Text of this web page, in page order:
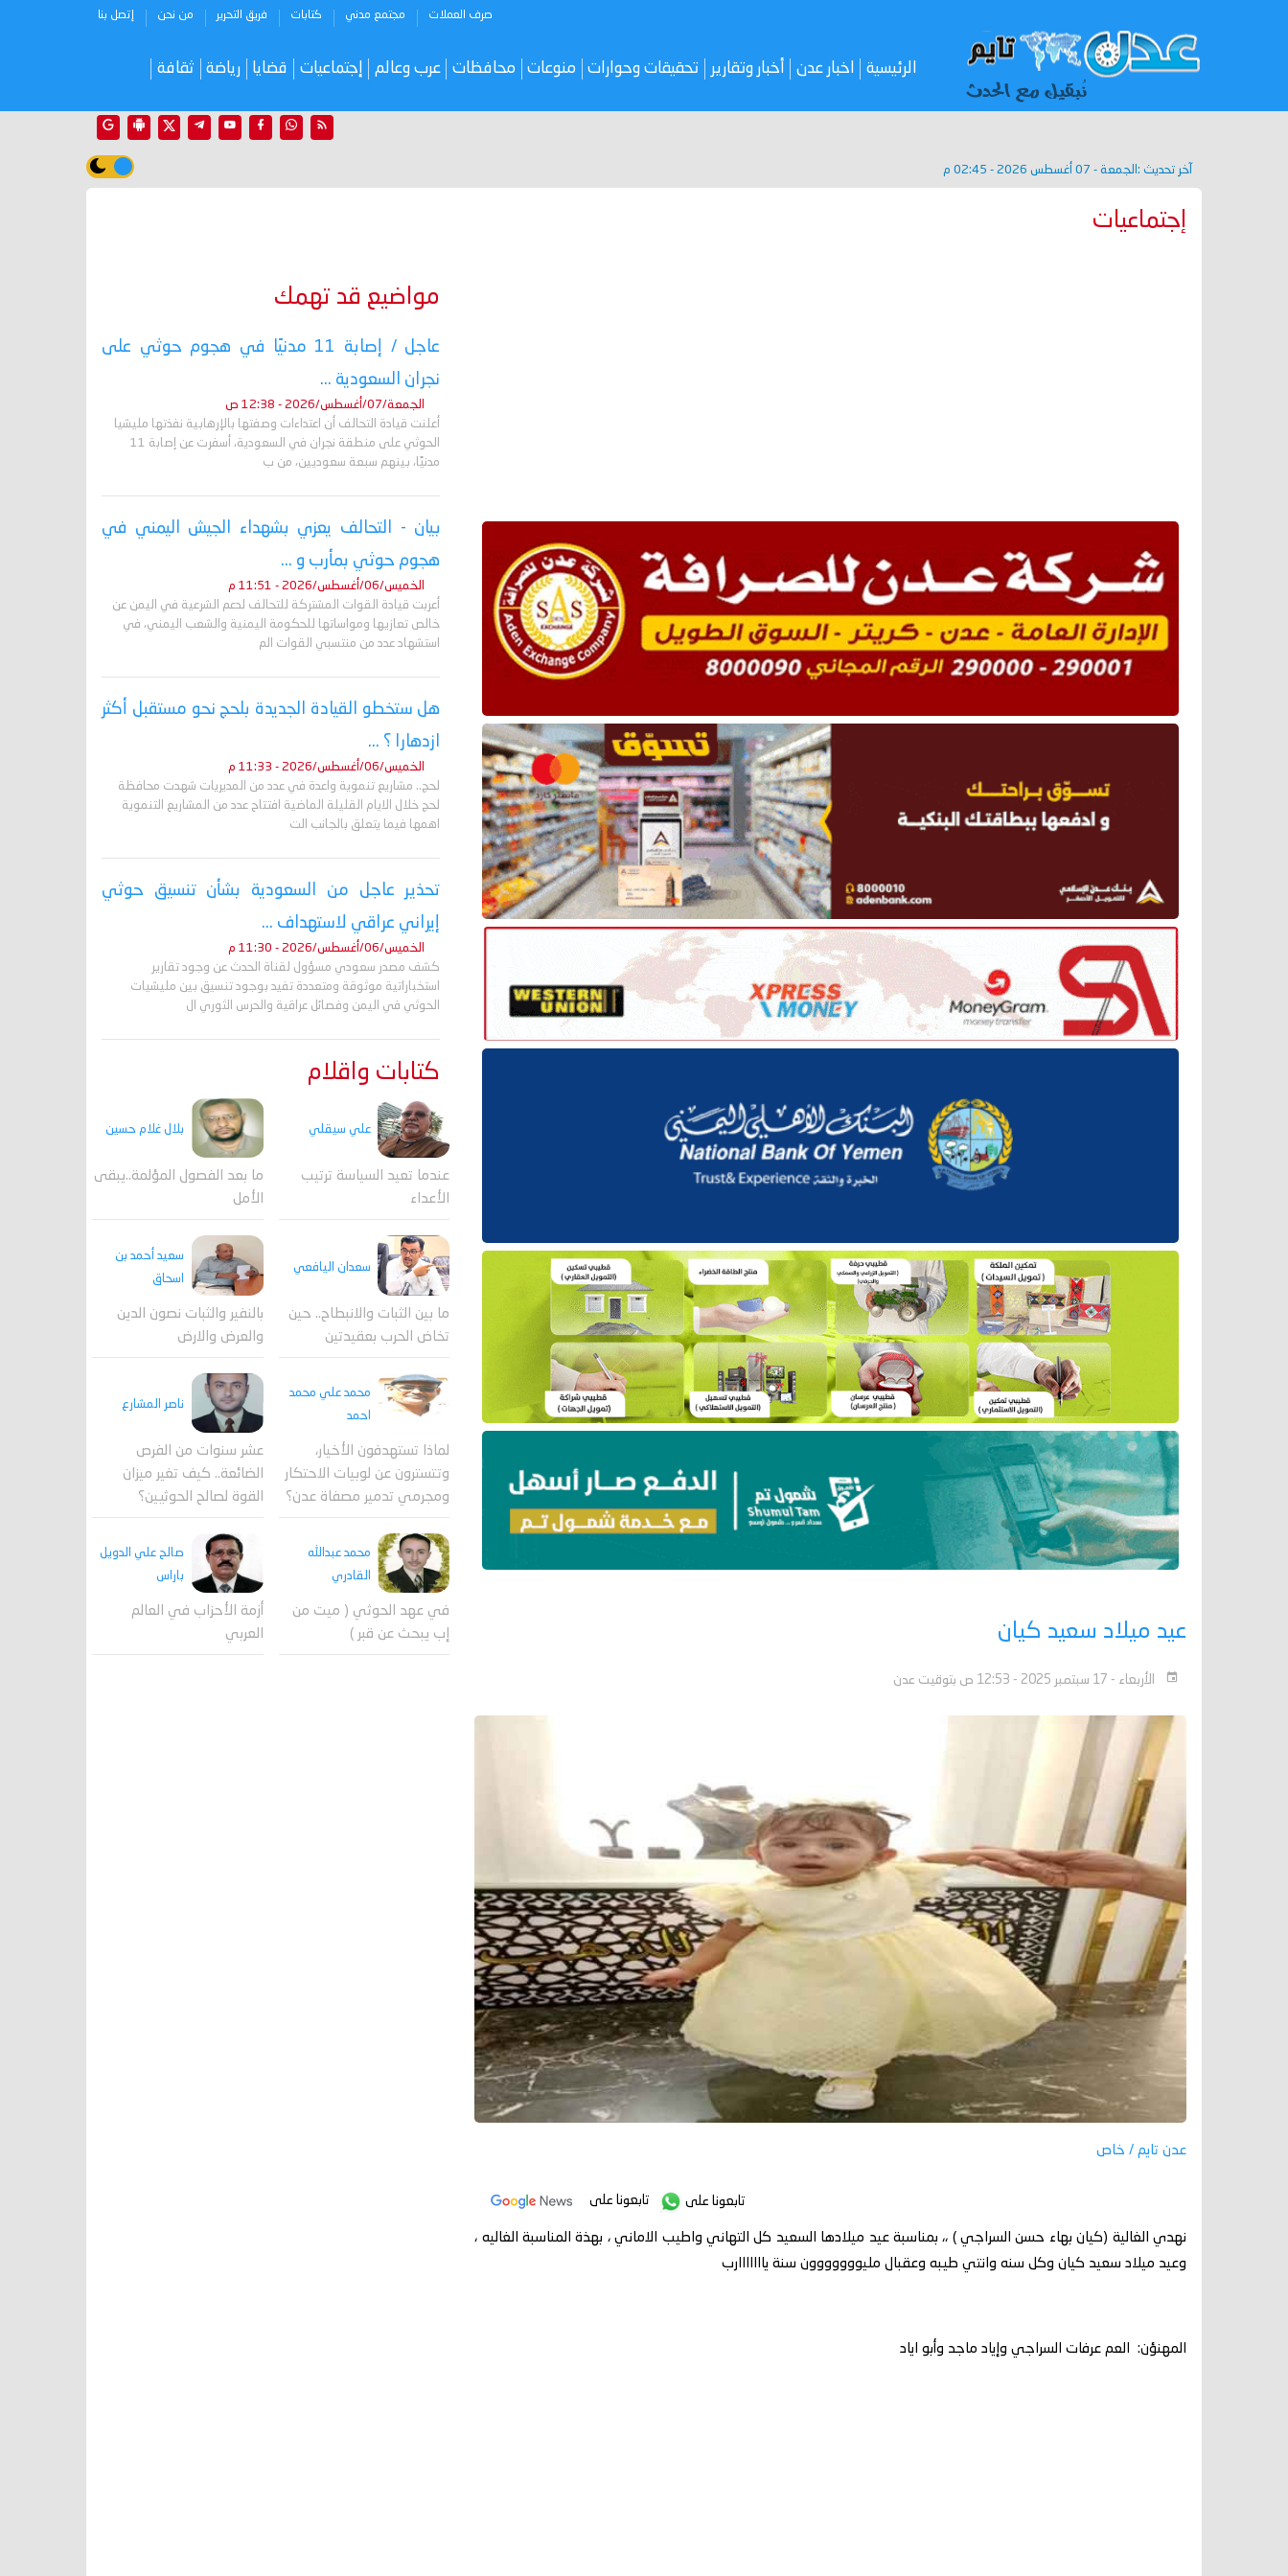
صرف العملات مجتمع مدني كتابات فريق التحرير من نحن إتصل بنا
الرئيسية اخبار عدن أخبار وتقارير تحقيقات وحوارات منوعات محافظات عرب وعالم إجتماعيات قضايا رياضة ثقافة
آخر تحديث : الجمعة - 07 أغسطس 2026 - 02:45 م
إجتماعيات
عيد ميلاد سعيد كيان
الأربعاء - 17 سبتمبر 2025 - 12:53 ص بتوقيت عدن
عدن تايم / خاص
تابعونا على تابعونا على
نهدي الغالية (كيان بهاء حسن السراجي ) ،، بمناسبة عيد ميلادها السعيد كل التهاني واطيب الاماني ، بهذة المناسبة الغاليه ،
وعيد ميلاد سعيد كيان وكل سنه وانتي طيبه وعقبال مليووووووون سنة يااااااارب
المهنؤن: العم عرفات السراجي وإياد ماجد وأبو اياد
مواضيع قد تهمك
عاجل / إصابة 11 مدنيًا في هجوم حوثي على
نجران السعودية ...
الجمعة/07/أغسطس/2026 - 12:38 ص
أعلنت قيادة التحالف أن اعتداءات وصفتها بالإرهابية نفذتها مليشيا
الحوثي على منطقة نجران في السعودية، أسفرت عن إصابة 11
مدنيًا، بينهم سبعة سعوديين، من ب
بيان - التحالف يعزي بشهداء الجيش اليمني في
هجوم حوثي بمأرب و ...
الخميس/06/أغسطس/2026 - 11:51 م
أعربت قيادة القوات المشتركة للتحالف لدعم الشرعية في اليمن عن
خالص تعازيها ومواساتها للحكومة اليمنية والشعب اليمني، في
استشهاد عدد من منتسبي القوات الم
هل ستخطو القيادة الجديدة بلحج نحو مستقبل أكثر
ازدهارا ؟ ...
الخميس/06/أغسطس/2026 - 11:33 م
لحج.. مشاريع تنموية واعدة في عدد من المديريات شهدت محافظة
لحج خلال الايام القليلة الماضية افتتاح عدد من المشاريع التنموية
اهمها فيما يتعلق بالجانب الت
تحذير عاجل من السعودية بشأن تنسيق حوثي
إيراني عراقي لاستهداف ...
الخميس/06/أغسطس/2026 - 11:30 م
كشف مصدر سعودي مسؤول لقناة الحدث عن وجود تقارير
استخباراتية موثوقة ومتعددة تفيد بوجود تنسيق بين مليشيات
الحوثي في اليمن وفصائل عراقية والحرس الثوري ال
كتابات واقلام
علي سيقلي
عندما تعيد السياسة ترتيب
الأعداء
بلال غلام حسين
ما بعد الفصول المؤلمة..يبقى
الأمل
سعدان اليافعي
ما بين الثبات والانبطاح.. حين
تخاض الحرب بعقيدتين
سعيد أحمد بن
اسحاق
بالنفير والثبات نصون الدين
والعرض والارض
محمد علي محمد
احمد
لماذا تستهدفون الأخيار،
وتتسترون عن لوبيات الاحتكار
ومجرمي تدمير مصفاة عدن؟
ناصر المشارع
عشر سنوات من الفرص
الضائعة.. كيف تغير ميزان
القوة لصالح الحوثيين؟
محمد عبدالله
القادري
في عهد الحوثي ( ميت من
إب يبحث عن قبر )
صالح علي الدويل
باراس
أزمة الأحزاب في العالم
العربي